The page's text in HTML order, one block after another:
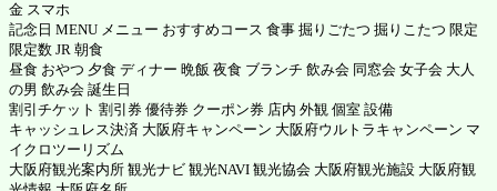
金 スマホ
記念日 MENU メニュー おすすめコース 食事 掘りごたつ 掘りこたつ 限定
限定数 JR 朝食
昼食 おやつ 夕食 ディナー 晩飯 夜食 ブランチ 飲み会 同窓会 女子会 大人
の男 飲み会 誕生日
割引チケット 割引券 優待券 クーポン券 店内 外観 個室 設備
キャッシュレス決済 大阪府キャンペーン 大阪府ウルトラキャンペーン マ
イクロツーリズム
大阪府観光案内所 観光ナビ 観光NAVI 観光協会 大阪府観光施設 大阪府観